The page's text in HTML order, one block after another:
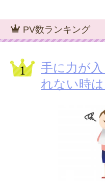
PV数ランキング
手に力が
れない時は